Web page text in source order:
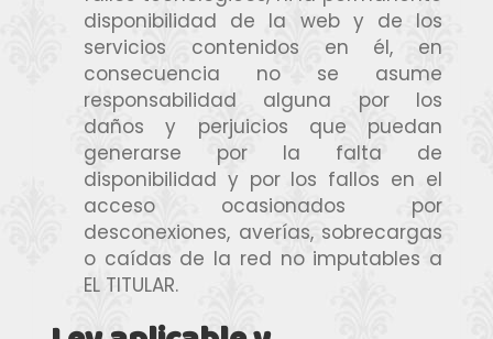
disponibilidad de la web y de los
servicios contenidos en él, en
consecuencia no se asume
responsabilidad alguna por los
daños y perjuicios que puedan
generarse por la falta de
disponibilidad y por los fallos en el
acceso ocasionados por
desconexiones, averías, sobrecargas
o caídas de la red no imputables a
EL TITULAR.